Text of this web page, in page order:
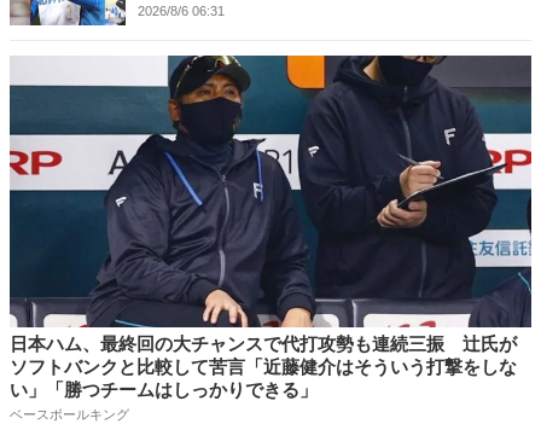
2026/8/6 06:31
日本ハム、最終回の大チャンスで代打攻勢も連続三振 辻氏が
ソフトバンクと比較して苦言「近藤健介はそういう打撃をしな
い」「勝つチームはしっかりできる」
ベースボールキング